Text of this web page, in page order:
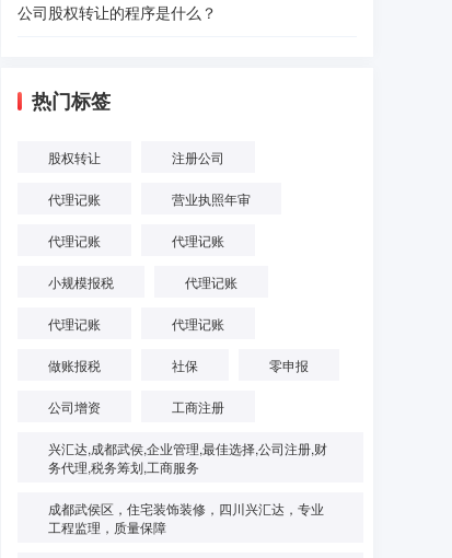
公司股权转让的程序是什么？
热门标签
股权转让 注册公司
代理记账 营业执照年审
代理记账 代理记账
小规模报税 代理记账
代理记账 代理记账
做账报税 社保 零申报
公司增资 工商注册
兴汇达,成都武侯,企业管理,最佳选择,公司注册,财
务代理,税务筹划,工商服务
成都武侯区，住宅装饰装修，四川兴汇达，专业
工程监理，质量保障